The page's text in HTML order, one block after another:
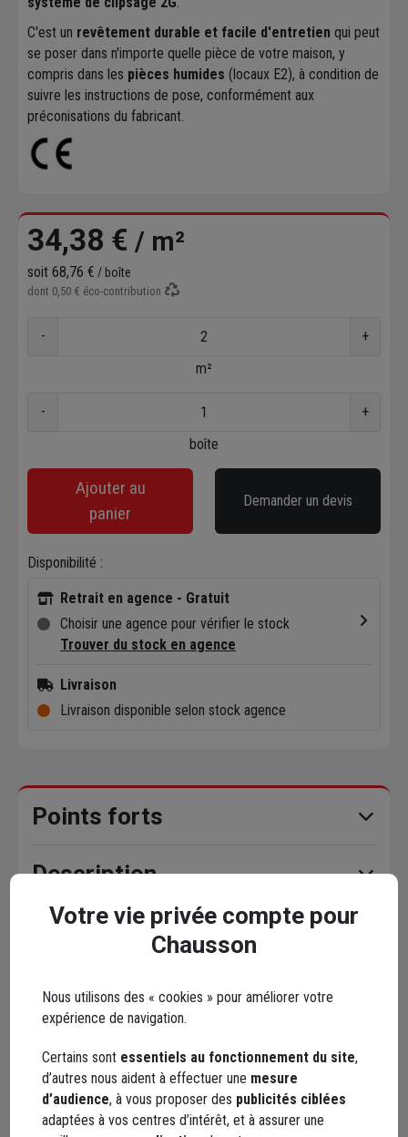
C'est un revêtement durable et facile d'entretien qui peut
se poser dans n'importe quelle pièce de votre maison, y
compris dans les pièces humides (locaux E2), à condition de
suivre les instructions de pose, conformément aux
préconisations du fabricant.
34,38 € / m²
soit 68,76 € / boîte
dont 0,50 € éco-contribution
-
+
m²
-
+
boîte
Ajouter au
panier
Demander un devis
Disponibilité :
Retrait en agence - Gratuit
Choisir une agence pour vérifier le stock
Trouver du stock en agence
Livraison
Livraison disponible selon stock agence
Points forts
Description
Conseils d'utilisation
Caractéristiques
Documents
Votre vie privée compte pour
Chausson
Nous utilisons des « cookies » pour améliorer votre
expérience de navigation.
Certains sont essentiels au fonctionnement du site,
d’autres nous aident à effectuer une mesure
d’audience, à vous proposer des publicités ciblées
adaptées à vos centres d’intérêt, et à assurer une